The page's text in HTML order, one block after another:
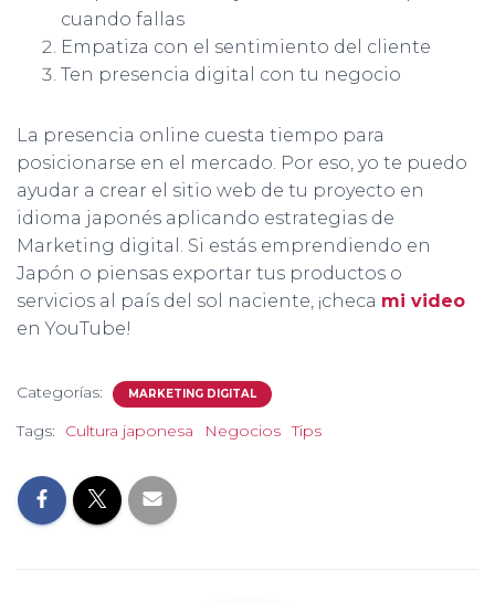
cuando fallas
Empatiza con el sentimiento del cliente
Ten presencia digital con tu negocio
La presencia online cuesta tiempo para
posicionarse en el mercado. Por eso, yo te puedo
ayudar a crear el sitio web de tu proyecto en
idioma japonés aplicando estrategias de
Marketing digital. Si estás emprendiendo en
Japón o piensas exportar tus productos o
servicios al país del sol naciente, ¡checa mi video
en YouTube!
Categorías: MARKETING DIGITAL
Tags: Cultura japonesa Negocios Tips